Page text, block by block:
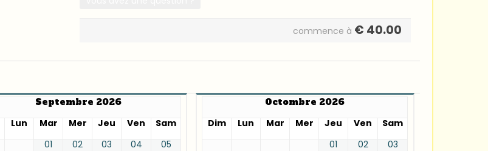
commence à € 40.00
Septembre 2026
Lun Mar Mer Jeu Ven
Sam
01
02 03 04
05
Octombre 2026
Dim
Lun Mar Mer Jeu Ven
Sam
01
02
03